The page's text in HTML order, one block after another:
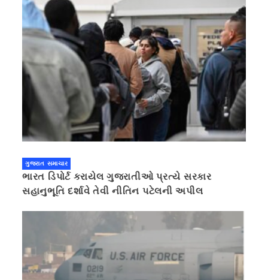
ગુજરાત સમાચાર
ભારત ડિપોર્ટ કરાયેલ ગુજરાતીઓ પ્રત્યે સરકાર
સહાનુભૂતિ દર્શાવે તેવી નીતિન પટેલની અપીલ